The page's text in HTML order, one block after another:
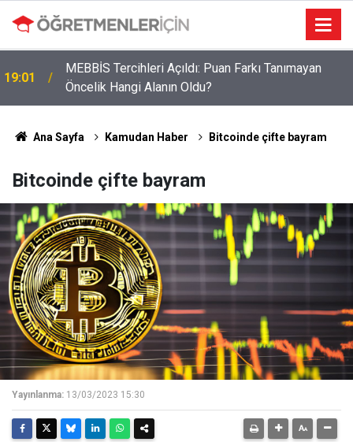
19:01
MEBBİS Tercihleri Açıldı: Puan Farkı Tanımayan
Öncelik Hangi Alanın Oldu?
09:03
Öğretmenlere Müjdeli Haber: Bu 12 İlde Norm
Kadro Tıkanıklığı Yaşanmayacak
Ana Sayfa Kamudan Haber Bitcoinde çifte bayram
Bitcoinde çifte bayram
Yayınlanma: 13/03/2023 15:30